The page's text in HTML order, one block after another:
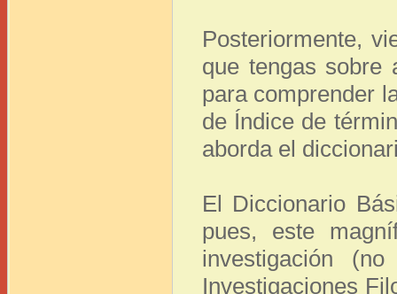
Posteriormente,
que tengas sobre
para comprender
de Índice de
aborda el
El Diccionario
pues, este
investigación
Investigaciones